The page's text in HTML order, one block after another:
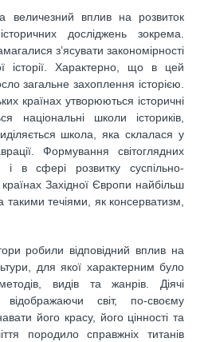
величезний вплив на розвиток
досліджень зокрема.
з’ясувати закономірності
історії. Характерно, що в цей
загальне захоплення історією.
країнах утворюються історичні
національні школи істориків,
школа, яка склалася у
Формування світоглядних
і в сфері розвитку суспільно-
Західної Європи найбільш
течіями, як консерватизм,
робили відповідний вплив на
для якої характерним було
видів та жанрів. Діячі
світ, по-своєму
його красу, його цінності та
породило справжніх титанів